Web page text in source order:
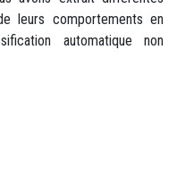
leurs comportements en
automatique non